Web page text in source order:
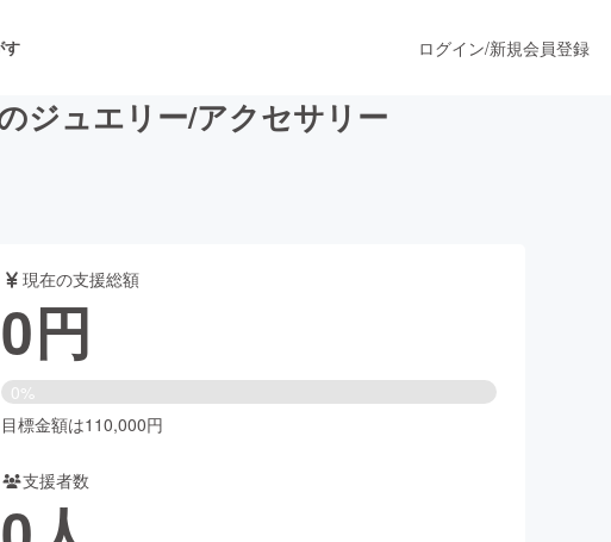
す
マンス
ヘルスケア
ログイン/新規会員登録
ジュエリー/アクセサリー
現在の支援総額
0円
0%
目標金額は110,000円
支援者数